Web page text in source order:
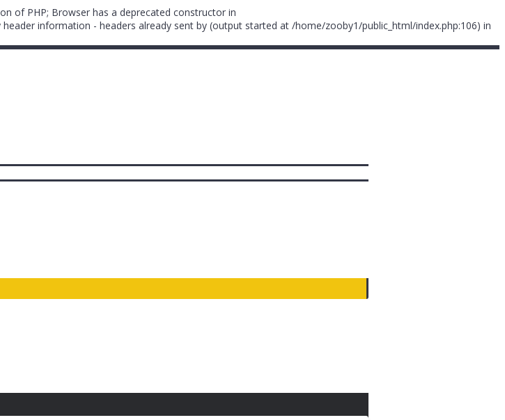
of PHP; Browser has a deprecated constructor in
information - headers already sent by (output started at /home/zooby1/public_html/index.php:106) in